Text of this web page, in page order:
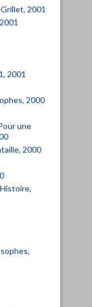
2001
2001
2000
une
2000